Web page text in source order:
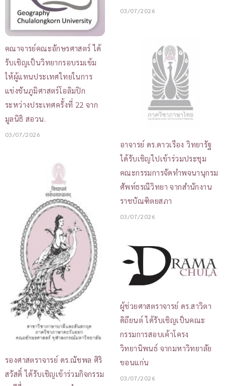
03/07/2026
คณาจารย์คณะอักษรศาสตร์ ได้
รับเชิญเป็นวิทยากรอบรมเข้ม
ให้ผู้แทนประเทศไทยในการ
แข่งขันภูมิศาสตร์โอลิมปิก
ระหว่างประเทศครั้งที่ 22 จาก
มูลนิธิ สอวน.
03/07/2026
อาจารย์ ดร.ดาวเรือง วิทยารัฐ
ได้รับเชิญไปเข้าร่วมประชุม
คณะกรรมการจัดทำพจนานุกรม
ศัพท์ธรณีวิทยา จากสำนักงาน
ราชบัณฑิตยสภา
03/07/2026
รองศาสตราจารย์ ดร.ณัชพล ศิริ
สวัสดิ์ ได้รับเชิญเข้าร่วมกิจกรรม
ผู้ช่วยศาสตราจารย์ ดร.สาวิตา
ดิถียนต์ ได้รับเชิญเป็นคณะ
กรรมการสอบเค้าโครง
วิทยานิพนธ์ จากมหาวิทยาลัย
ขอนแก่น
03/07/2026